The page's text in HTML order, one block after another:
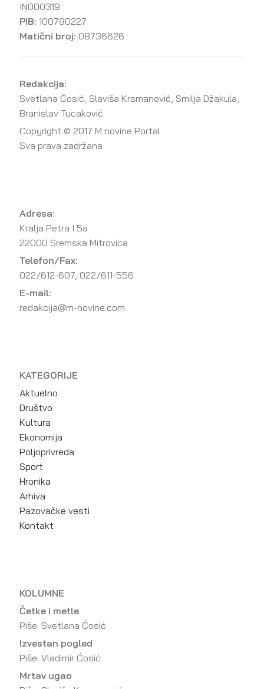
IN000319
PIB: 100790227
Matični broj: 08736626
Redakcija:
Svetlana Ćosić, Slaviša Krsmanović, Smilja Džakula,
Branislav Tucaković
Copyright © 2017 M novine Portal
Sva prava zadržana
Adresa:
Kralja Petra I 5a
22000 Sremska Mitrovica
Telefon/Fax:
022/612-607, 022/611-556
E-mail:
redakcija@m-novine.com
KATEGORIJE
Aktuelno
Društvo
Kultura
Ekonomija
Poljoprivreda
Sport
Hronika
Arhiva
Pazovačke vesti
Kontakt
KOLUMNE
Četke i metle
Piše: Svetlana Ćosić
Izvestan pogled
Piše: Vladimir Ćosić
Mrtav ugao